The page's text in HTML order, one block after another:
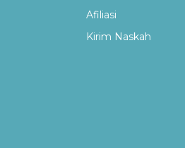
Afiliasi
Kirim Naskah